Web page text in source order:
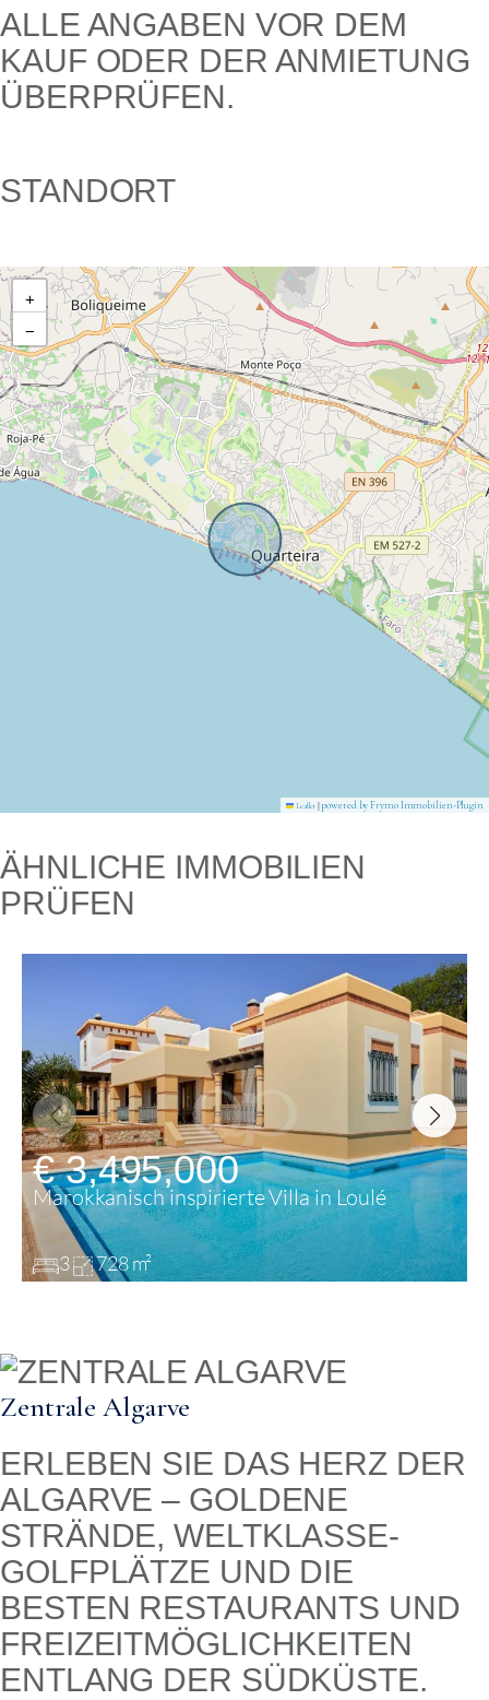
LE ANGABEN VOR DEM KA
UF ODER DER ANMIETUNG ÜB
ERPRÜFEN.
STANDORT
+
−
Leaflet |powered by Frymo Immobilien-Plugin
ÄHNLICHE IMMOBILIEN
PRÜFEN
€ 3,495,000
Marokkanisch inspirierte Villa in Loulé
3 728 m²
Zentrale Algarve
ERLEBEN SIE DAS HERZ DER
ALGARVE – GOLDENE
STRÄNDE, WELTKLASSE-
GOLFPLÄTZE UND DIE
BESTEN RESTAURANTS UND
FREIZEITMÖGLICHKEITEN
ENTLANG DER SÜDKÜSTE.